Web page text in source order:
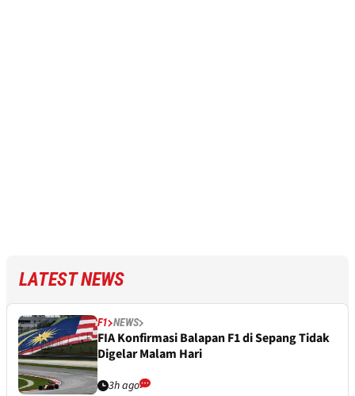
LATEST NEWS
F1 NEWS
FIA Konfirmasi Balapan F1 di Sepang Tidak
Digelar Malam Hari
3h ago